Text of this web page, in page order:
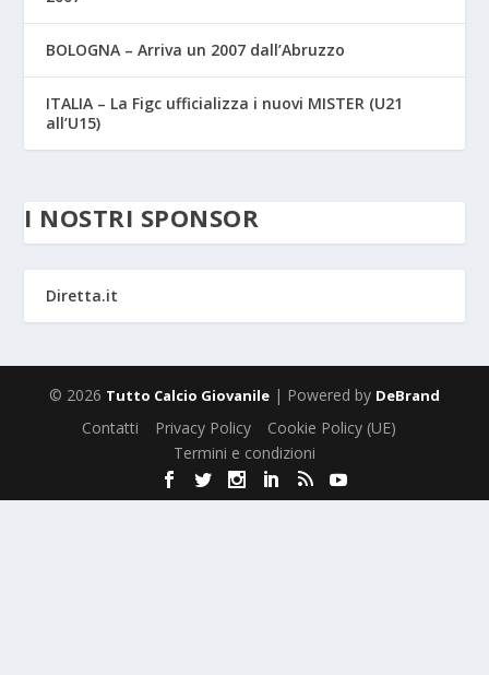
BOLOGNA – Arriva un 2007 dall’Abruzzo
ITALIA – La Figc ufficializza i nuovi MISTER (U21
all’U15)
I NOSTRI SPONSOR
Diretta.it
© 2026 Tutto Calcio Giovanile | Powered by DeBrand
Contatti Privacy Policy
Cookie Policy (UE)
Termini e condizioni